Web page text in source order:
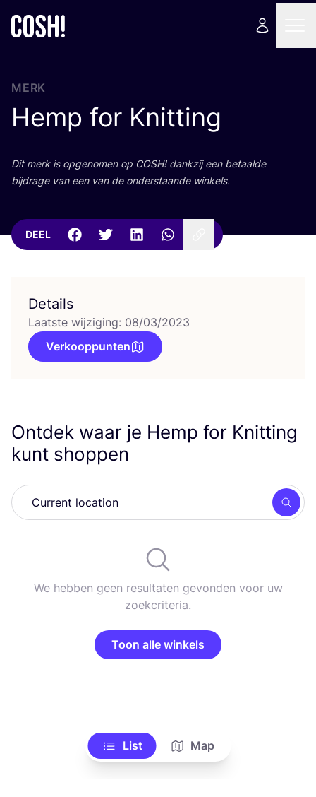
MERK
Hemp for Knitting
Dit merk is opge­no­men op COSH! dank­zij een betaal­de
bij­dra­ge van een van de onder­staan­de winkels.
DEEL
Details
Laatste wijziging: 08/03/2023
Verkooppunten
Ontdek waar je Hemp for Knitting
kunt shoppen
Zoek
We hebben geen resultaten gevonden voor uw
zoekcriteria.
Toon alle winkels
List Map